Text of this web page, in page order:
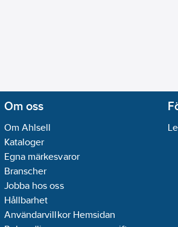
Om oss
Om Ahlsell
Kataloger
Egna märkesvaror
Branscher
Jobba hos oss
Hållbarhet
Användarvillkor Hemsidan